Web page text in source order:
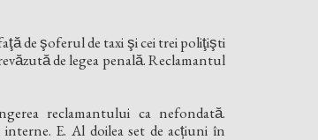
de şoferul de taxi şi cei trei poliţişti
de legea penală. Reclamantul
reclamantului ca nefondată.
E. Al doilea set de acțiuni în